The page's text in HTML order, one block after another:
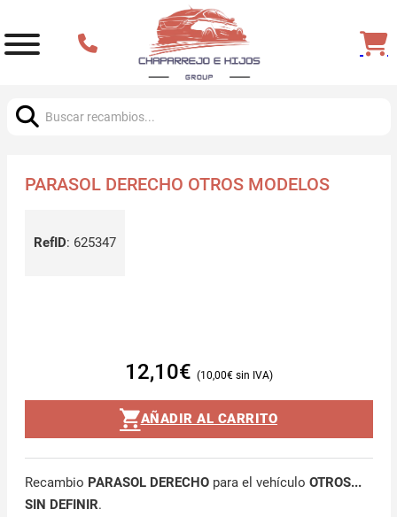
PARASOL DERECHO OTROS MODELOS
RefID: 625347
12,10€ 10,00€
AÑADIR AL CARRITO
Recambio PARASOL DERECHOpara el vehículo OTROS...
SIN DEFINIR.